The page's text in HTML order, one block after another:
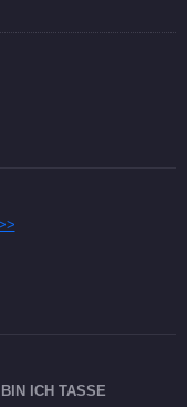
ICH TASSE